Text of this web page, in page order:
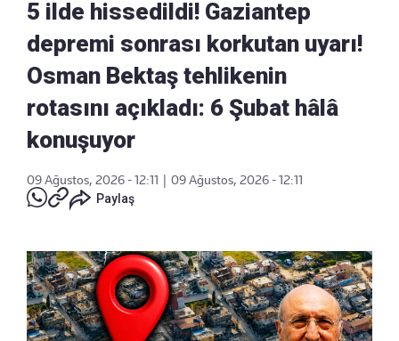
5 ilde hissedildi! Gaziantep
depremi sonrası korkutan uyarı!
Osman Bektaş tehlikenin
rotasını açıkladı: 6 Şubat hâlâ
konuşuyor
09 Ağustos, 2026 - 12:11
09 Ağustos, 2026 - 12:11
Paylaş